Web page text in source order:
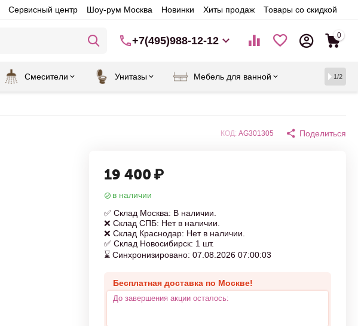
Сервисный центр Шоу-рум Москва Новинки Хиты продаж Товары со скидкой
+7(495)988-12-12 0
Смесители Унитазы Мебель для ванной 1/2
КОД: AG301305 Поделиться
19 400 ₽
в наличии
✅ Склад Москва: В наличии.
❌ Склад СПБ: Нет в наличии.
❌ Склад Краснодар: Нет в наличии.
✅ Склад Новосибирск: 1 шт.
⌛ Синхронизировано: 07.08.2026 07:00:03
Бесплатная доставка по Москве!
До завершения акции осталось: